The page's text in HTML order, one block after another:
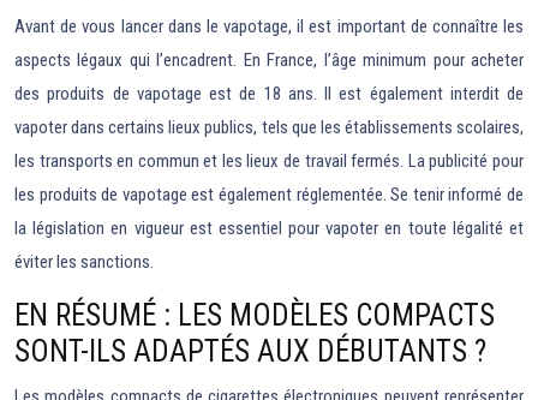
Avant de vous lancer dans le vapotage, il est important de connaître les
aspects légaux qui l’encadrent. En France, l’âge minimum pour acheter
des produits de vapotage est de 18 ans. Il est également interdit de
vapoter dans certains lieux publics, tels que les établissements scolaires,
les transports en commun et les lieux de travail fermés. La publicité pour
les produits de vapotage est également réglementée. Se tenir informé de
la législation en vigueur est essentiel pour vapoter en toute légalité et
éviter les sanctions.
EN RÉSUMÉ : LES MODÈLES COMPACTS
SONT-ILS ADAPTÉS AUX DÉBUTANTS ?